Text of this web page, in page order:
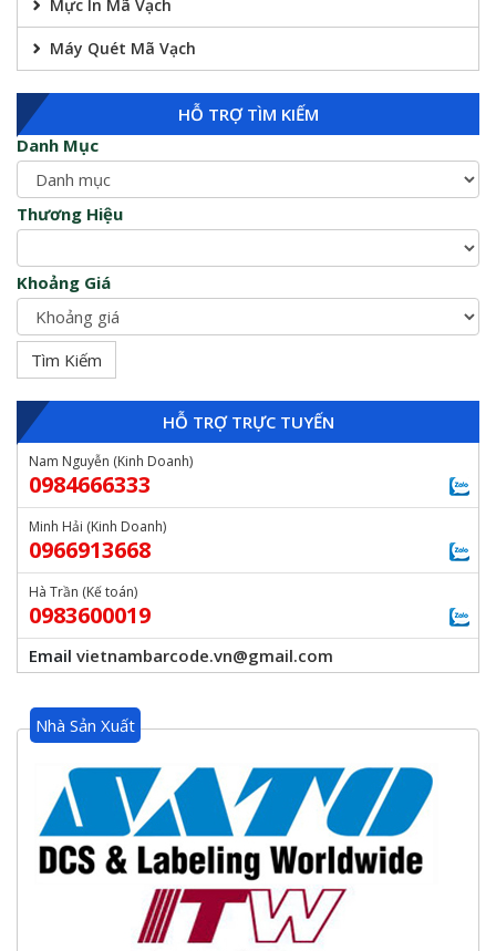
Mực In Mã Vạch
Máy Quét Mã Vạch
HỖ TRỢ TÌM KIẾM
Danh Mục
Thương Hiệu
Khoảng Giá
HỖ TRỢ TRỰC TUYẾN
Nam Nguyễn (Kinh Doanh)
0984666333
Minh Hải (Kinh Doanh)
0966913668
Hà Trần (Kế toán)
0983600019
Email vietnambarcode.vn@gmail.com
Nhà Sản Xuất